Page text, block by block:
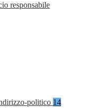
responsabile
politico 14